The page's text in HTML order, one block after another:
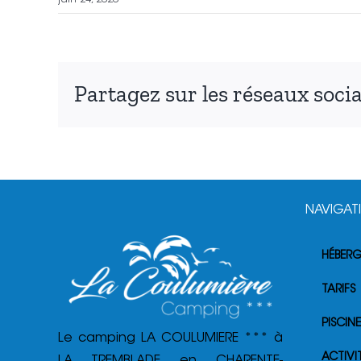
Partagez sur les réseaux
Le camping LA COULUMIERE *** à
TARIFS
PISCINE